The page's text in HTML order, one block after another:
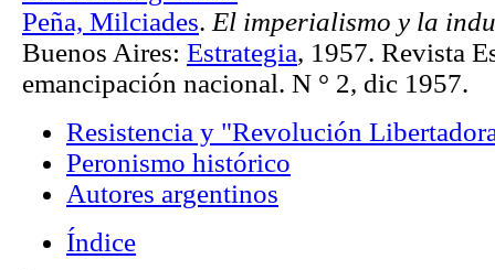
Peña, Milciades. El imperialismo y la
Buenos Aires: Estrategia, 1957. Revista
emancipación nacional. N ° 2, dic 1957.
Resistencia y "Revolución
Peronismo histórico
Autores argentinos
Índice